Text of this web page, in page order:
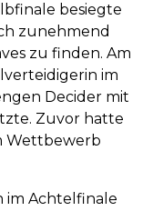
besiegte
zunehmend
zu finden. Am
im
Decider mit
Zuvor hatte
Wettbewerb
im Achtelfinale